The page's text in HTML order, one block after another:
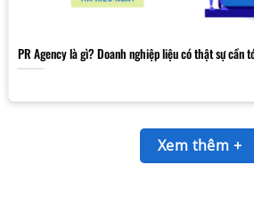
PR Agency là gì? Doanh nghiệp liệu có thật sự cần
Xem thêm +